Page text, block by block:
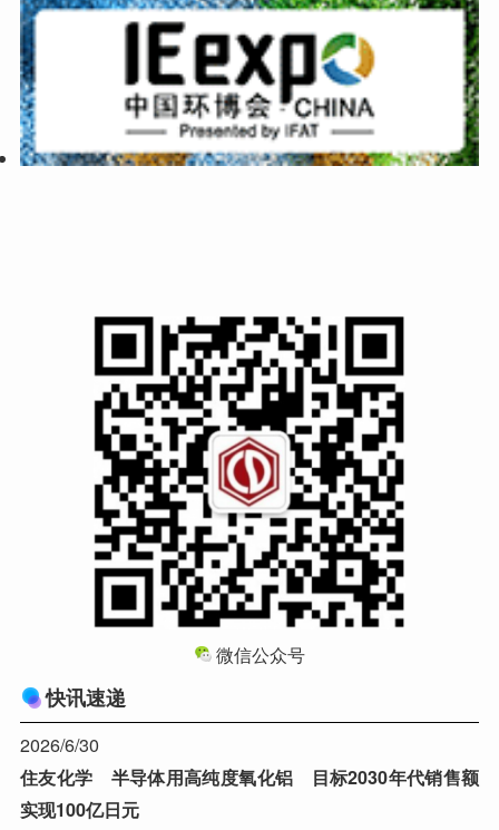
微信公众号
快讯速递
2026/6/30
住友化学 半导体用高纯度氧化铝 目标2030年代销售额
实现100亿日元